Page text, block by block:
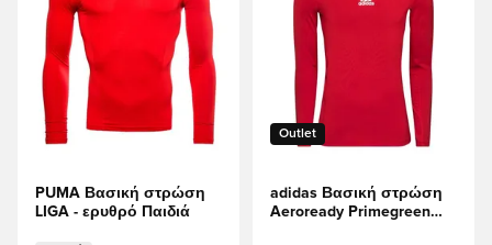
PUMA Βασική στρώση
LIGA - ερυθρό Παιδιά
Outlet
adidas Βασική στρώση
Aeroready Primegreen